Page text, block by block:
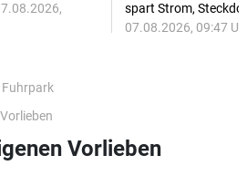
spart Strom,
07.08.2026, 09:47
Fuhrpark
Vorlieben